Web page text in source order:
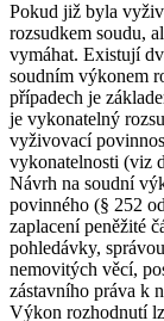
Pokud již byla
rozsudkem soudu,
vymáhat. Existují
soudním výkonem
případech je
je vykonatelný
vyživovací
vykonatelnosti (viz
Návrh na soudní
povinného (§ 252
zaplacení peněžité
pohledávky,
nemovitých věcí,
zástavního práva k
Výkon rozhodnutí